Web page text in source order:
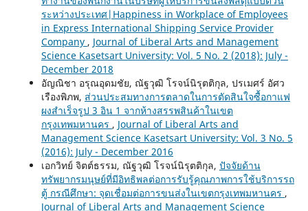
ระหว่างประเทศ|Happiness in Workplace of Employees
in Express International Shipping Service Provider
Company , Journal of Liberal Arts and Management
Science Kasetsart University: Vol. 5 No. 2 (2018): July -
December 2018
อัญณิชา อรุณอุดมชัย, ณัฐวุฒิ โรจน์นิรุตติกุล, ปรเมศร์ อัศว
เรืองพิภพ, ส่วนประสมทางการตลาดในการตัดสินใจซื้อกาแฟ
ผงสำเร็จรูป 3 อิน 1 จากห้างสรรพสินค้าในเขต
กรุงเทพมหานคร , Journal of Liberal Arts and
Management Science Kasetsart University: Vol. 3 No. 5
(2016): July - December 2016
เอกวิทย์ จิตต์ธรรม, ณัฐวุฒิ โรจน์นิรุตติกุล, ปัจจัยด้าน
ทรัพยากรมนุษย์ที่มีอิทธิพลต่อการรับรู้คุณภาพการใช้บริการรถ
ตู้ กรณีศึกษา: จุดเชื่อมต่อการขนส่งในเขตกรุงเทพมหานคร ,
Journal of Liberal Arts and Management Science